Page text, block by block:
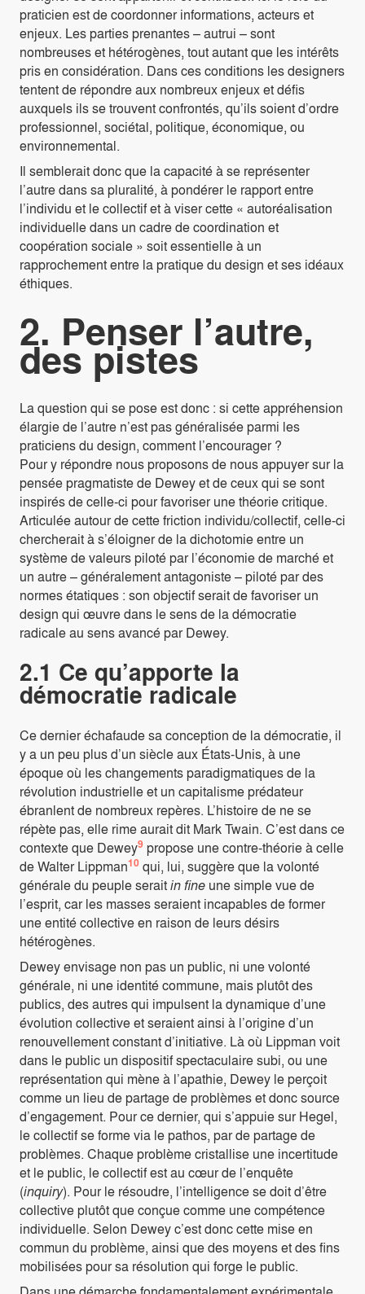
praticien est de coordonner informations, acteurs et
enjeux. Les parties prenantes – autrui – sont
nombreuses et hétérogènes, tout autant que les intérêts
pris en considération. Dans ces conditions les designers
tentent de répondre aux nombreux enjeux et défis
auxquels ils se trouvent confrontés, qu’ils soient d’ordre
professionnel, sociétal, politique, économique, ou
environnemental.
Il semblerait donc que la capacité à se représenter
l’autre dans sa pluralité, à pondérer le rapport entre
l’individu et le collectif et à viser cette « autoréalisation
individuelle dans un cadre de coordination et
coopération sociale » soit essentielle à un
rapprochement entre la pratique du design et ses idéaux
éthiques.
2. Penser l’autre,
des pistes
La question qui se pose est donc : si cette appréhension
élargie de l’autre n’est pas généralisée parmi les
praticiens du design, comment l’encourager ?
Pour y répondre nous proposons de nous appuyer sur la
pensée pragmatiste de Dewey et de ceux qui se sont
inspirés de celle-ci pour favoriser une théorie critique.
Articulée autour de cette friction individu/collectif, celle-ci
chercherait à s’éloigner de la dichotomie entre un
système de valeurs piloté par l’économie de marché et
un autre – généralement antagoniste – piloté par des
normes étatiques : son objectif serait de favoriser un
design qui œuvre dans le sens de la démocratie
radicale au sens avancé par Dewey.
2.1 Ce qu’apporte la
démocratie radicale
Ce dernier échafaude sa conception de la démocratie, il
y a un peu plus d’un siècle aux États-Unis, à une
époque où les changements paradigmatiques de la
révolution industrielle et un capitalisme prédateur
ébranlent de nombreux repères. L’histoire de ne se
répète pas, elle rime aurait dit Mark Twain. C’est dans ce
contexte que Dewey9 propose une contre-théorie à celle
de Walter Lippman10 qui, lui, suggère que la volonté
générale du peuple seraitin fine une simple vue de
l’esprit, car les masses seraient incapables de former
une entité collective en raison de leurs désirs
hétérogènes.
Dewey envisage non pas un public, ni une volonté
générale, ni une identité commune, mais plutôt des
publics, des autres qui impulsent la dynamique d’une
évolution collective et seraient ainsi à l’origine d’un
renouvellement constant d’initiative. Là où Lippman voit
dans le public un dispositif spectaculaire subi, ou une
représentation qui mène à l’apathie, Dewey le perçoit
comme un lieu de partage de problèmes et donc source
d’engagement. Pour ce dernier, qui s’appuie sur Hegel,
le collectif se forme via le pathos, par de partage de
problèmes. Chaque problème cristallise une incertitude
et le public, le collectif est au cœur de l’enquête
(inquiry). Pour le résoudre, l’intelligence se doit d’être
collective plutôt que conçue comme une compétence
individuelle. Selon Dewey c’est donc cette mise en
commun du problème, ainsi que des moyens et des fins
mobilisées pour sa résolution qui forge le public.